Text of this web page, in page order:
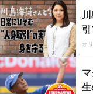
オ
生